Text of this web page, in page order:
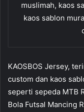
muslimah, kaos
kaos sablon
KAOSBOS Jersey,
custom dan kaos
seperti sepeda MTB
Bola Futsal Mancing